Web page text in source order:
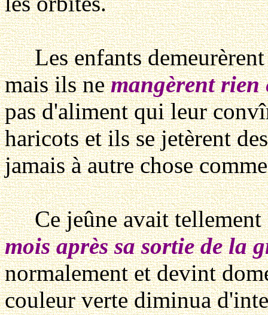
Les enfants demeurèrent
mais ils nemangèrent
pas d'aliment qui leur
haricots et ils se jetèrent
jamais à autre chose
Ce jeûne avait tellement
mois après sa sortie de la
normalement et devint
couleur verte diminua